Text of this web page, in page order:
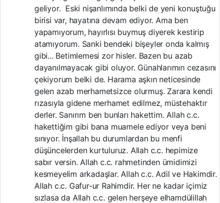
geliyor. Eski nişanlımında belki de yeni konuştuğu
birisi var, hayatına devam ediyor. Ama ben
yapamıyorum, hayırlısı buymuş diyerek kestirip
atamıyorum. Sanki bendeki bişeyler onda kalmış
gibi... Betimlemesi zor hisler. Bazen bu azab
dayanılmayacak gibi oluyor. Günahlarımın cezasını
çekiyorum belki de. Harama aşkın neticesinde
gelen azab merhametsizce olurmuş. Zarara kendi
rızasıyla gidene merhamet edilmez, müstehaktır
derler. Sanırım ben bunları hakettim. Allah c.c.
hakettiğim gibi bana muamele ediyor veya beni
sınıyor. İnşallah bu durumlardan bu menfi
düşüncelerden kurtuluruz. Allah c.c. hepimize
sabır versin. Allah c.c. rahmetinden ümidimizi
kesmeyelim arkadaşlar. Allah c.c. Adil ve Hakimdir.
Allah c.c. Gafur-ur Rahimdir. Her ne kadar içimiz
sızlasa da Allah c.c. gelen herşeye elhamdülillah